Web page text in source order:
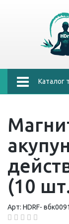
Каталог
(10
Арт: HDRF- вбк0091